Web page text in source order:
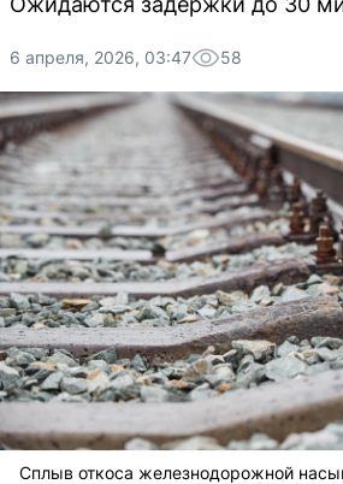
6 апреля, 2026, 03:47 58
Сплыв откоса железнодорожной